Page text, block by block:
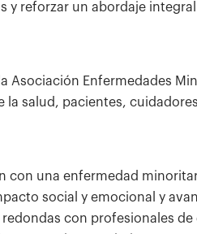
y reforzar un abordaje
Asociación Enfermedades
la salud, pacientes,
con una enfermedad
social y emocional y
con profesionales